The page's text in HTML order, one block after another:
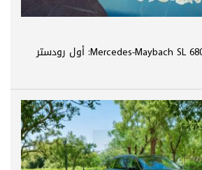
Mercedes-Maybach SL 680 Monogram Series: أول رودستر